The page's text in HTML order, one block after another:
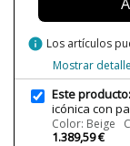
Potencia en Vatios
Protección IP
Clase
Certificados
info Los artículos
Mostrar
Este producto:
icónica con
Color: Beige
1.389,59 €